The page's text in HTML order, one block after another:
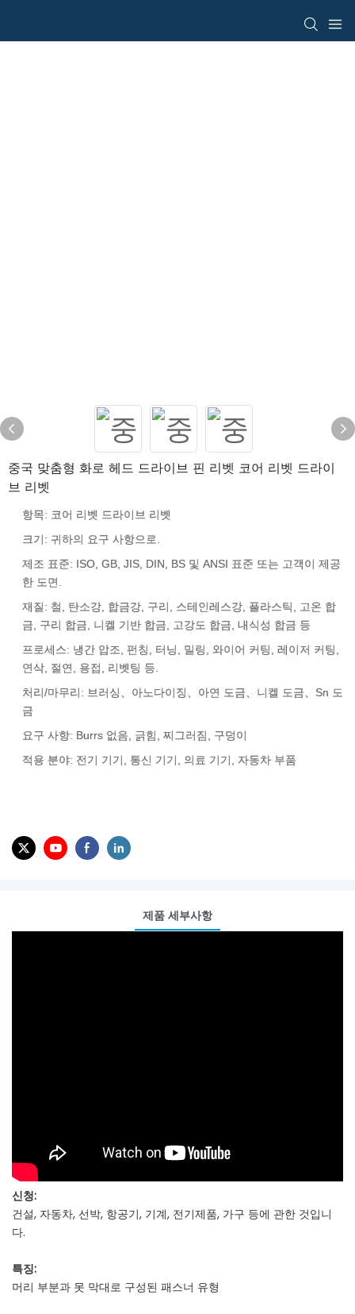
중국 맞춤형 화로 헤드 드라이브 핀 리벳 코어 리벳 드라이
브 리벳
항목: 코어 리벳 드라이브 리벳
크기: 귀하의 요구 사항으로.
제조 표준: ISO, GB, JIS, DIN, BS 및 ANSI 표준 또는 고객이 제공
한 도면.
재질: 철, 탄소강, 합금강, 구리, 스테인레스강, 플라스틱, 고온 합
금, 구리 합금, 니켈 기반 합금, 고강도 합금, 내식성 합금 등
프로세스: 냉간 압조, 펀칭, 터닝, 밀링, 와이어 커팅, 레이저 커팅,
연삭, 절연, 용접, 리벳팅 등.
처리/마무리: 브러싱、아노다이징、아연 도금、니켈 도금、Sn 도
금
요구 사항: Burrs 없음, 긁힘, 찌그러짐, 구덩이
적용 분야: 전기 기기, 통신 기기, 의료 기기, 자동차 부품
제품 세부사항
신청:
건설, 자동차, 선박, 항공기, 기계, 전기제품, 가구 등에 관한 것입니
다.
특징:
머리 부분과 못 막대로 구성된 패스너 유형